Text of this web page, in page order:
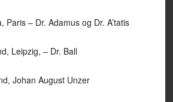
– Dr. Adamus og Dr. A’tatis
– Dr. Ball
August Unzer